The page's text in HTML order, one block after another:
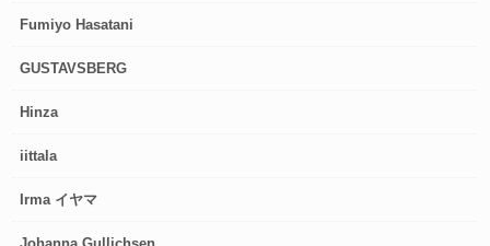
Fumiyo Hasatani
GUSTAVSBERG
Hinza
iittala
Irma イヤマ